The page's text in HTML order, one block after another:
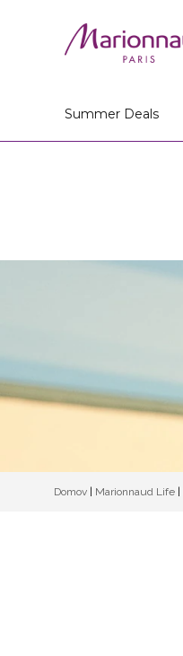
Summer Deals
Domov | Marionnaud Life |